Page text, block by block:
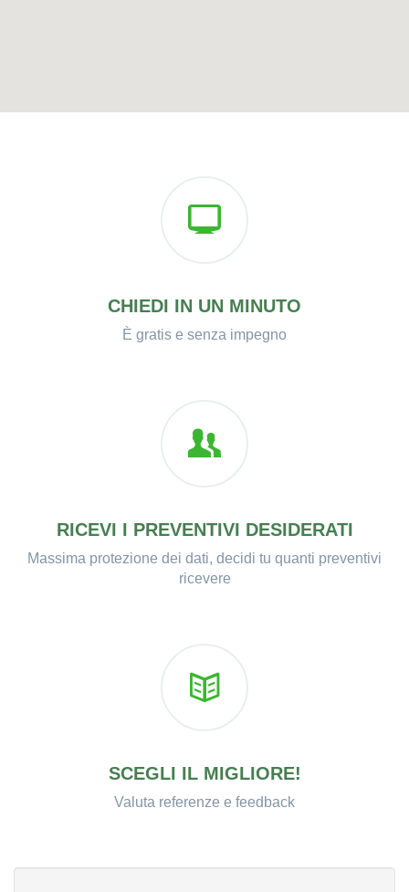
CHIEDI IN UN MINUTO
È gratis e senza impegno
RICEVI I PREVENTIVI DESIDERATI
Massima protezione dei dati, decidi tu quanti preventivi
ricevere
SCEGLI IL MIGLIORE!
Valuta referenze e feedback